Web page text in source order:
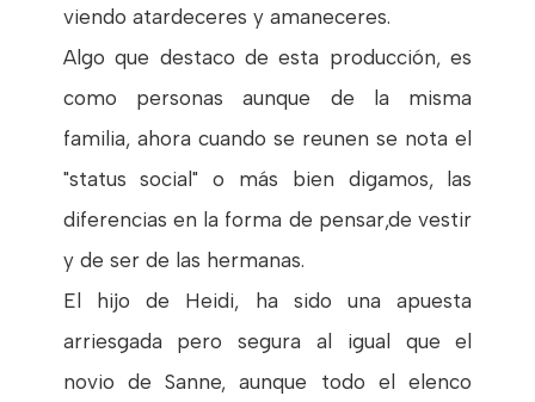
viendo atardeceres y amaneceres.
Algo que destaco de esta producción, es
como personas aunque de la misma
familia, ahora cuando se reunen se nota el
"status social" o más bien digamos, las
diferencias en la forma de pensar,de vestir
y de ser de las hermanas.
El hijo de Heidi, ha sido una apuesta
arriesgada pero segura al igual que el
novio de Sanne, aunque todo el elenco